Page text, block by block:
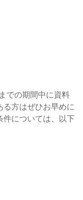
での期間中に資料
方はぜひお早めに
件については、以下